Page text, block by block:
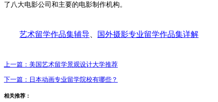
了八大电影公司和主要的电影制作机构。
艺术留学作品集辅导 国外摄影专业留学作品集详解
上一篇： 美国艺术留学景观设计大学推荐
下一篇： 日本动画专业留学院校有哪些？
相关推荐：